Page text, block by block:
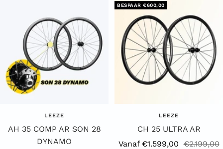
a
t
LEEZE
AH 35 COMP AR SON 28
DYNAMO
BESPAAR €600,00
LEEZE
CH 25 ULTRA AR
Aanbiedingsprijs
Vanaf €1.599,00 Reguliere
€2.199,00